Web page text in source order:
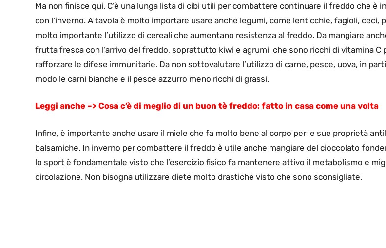
Ma non finisce qui. C’è una lunga lista di cibi utili per combattere continuare il freddo che è
con l’inverno. A tavola è molto importare usare anche legumi, come lenticchie, fagioli, ceci,
molto importante l’utilizzo di cereali che aumentano resistenza al freddo. Da mangiare
frutta fresca con l’arrivo del freddo, soprattutto kiwi e agrumi, che sono ricchi di vitamina C
rafforzare le difese immunitarie. Da non sottovalutare l’utilizzo di carne, pesce, uova, in
modo le carni bianche e il pesce azzurro meno ricchi di grassi.
Leggi anche –> Cosa c’è di meglio di un buon tè freddo: fatto in casa come una volta
Infine, è importante anche usare il miele che fa molto bene al corpo per le sue proprietà
balsamiche. In inverno per combattere il freddo è utile anche mangiare del cioccolato
lo sport è fondamentale visto che l’esercizio fisico fa mantenere attivo il metabolismo e
circolazione. Non bisogna utilizzare diete molto drastiche visto che sono sconsigliate.